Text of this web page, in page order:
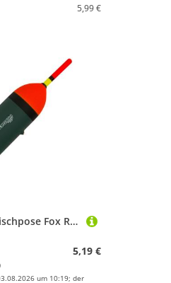
5,99 €
Fox Rage Raubfischpose Fox Rage Predator HD Trolling Raubfischpose
5,19 €
um 10:19; der